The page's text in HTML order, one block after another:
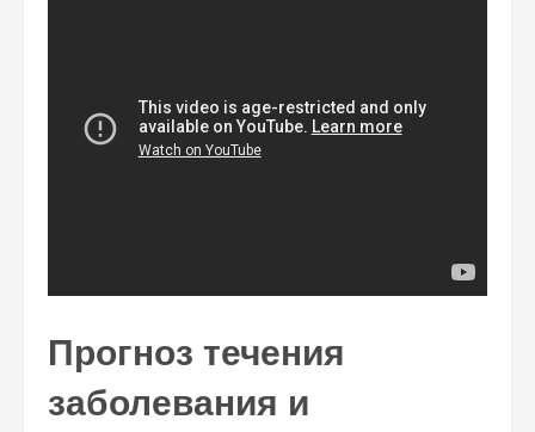
Прогноз течения
заболевания и